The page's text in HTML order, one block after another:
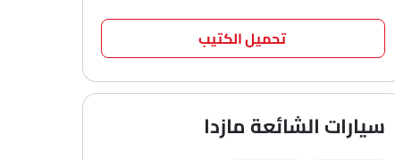
تحميل الكتيب
سيارات الشائعة مازدا